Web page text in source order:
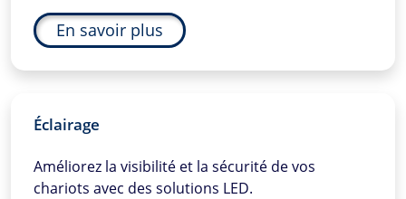
En savoir plus
Éclairage
Améliorez la visibilité et la sécurité de vos
chariots avec des solutions LED.